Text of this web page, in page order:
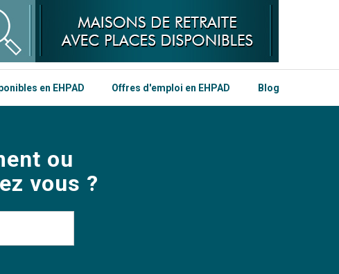
en EHPAD Offres d'emploi en EHPAD Blog
ou
vous ?